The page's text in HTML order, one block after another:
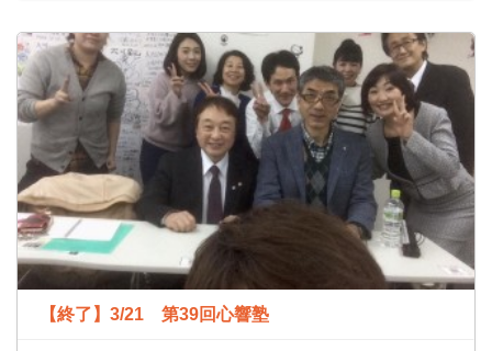
【終了】3/21 第39回心響塾